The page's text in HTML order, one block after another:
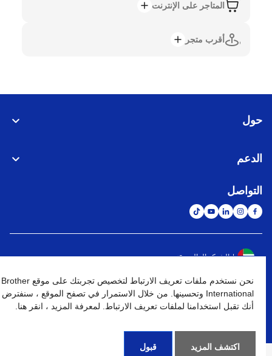
المتاجر على الإنترنت
أقرب متجر
حول
الدعم
التواصل
الشبكة العالمية
نهج الخصوصية شروط الإستخدام خريطة الموقع الإنتقال إلى الموقع العالمي
كافة الحقوق محفوظة. BROTHER INTERNATIONAL (GULF) FZE
نحن نستخدم ملفات تعريف الارتباط لتخصيص تجربتك على موقع Brother
International وتحسينها. من خلال الاستمرار في تصفح الموقع ، سنفترض
أنك تقبل استخدامنا لملفات تعريف الارتباط. لمعرفة المزيد ، انقر هنا.
اكتشف المزيد قبول